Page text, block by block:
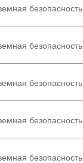
безопасность
безопасность
безопасность
безопасность
безопасность